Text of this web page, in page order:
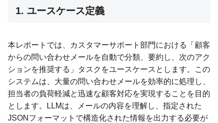
1. ユースケース定義
本レポートでは、カスタマーサポート部門における「顧客
からの問い合わせメールを自動で分類、要約し、次のアク
ションを推奨する」タスクをユースケースとします。この
システムは、大量の問い合わせメールを効率的に処理し、
担当者の負荷軽減と迅速な顧客対応を実現することを目的
とします。LLMは、メールの内容を理解し、指定された
JSONフォーマットで構造化された情報を出力する必要が